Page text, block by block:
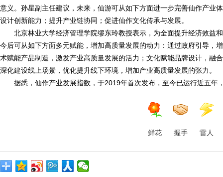
意义。孙星副主任建议，未来，仙游可从如下方面进一步完善仙作产业
设计创新能力；提升产业链协同；促进仙作文化传承与发展。
北京林业大学经济管理学院缪东玲教授表示，为全面提升经济效益
今后可从如下方面多元赋能，增加高质量发展的动力：通过政府引导，
术赋能产品制造，激发产业高质量发展的活力；文化赋能品牌设计，融
深化建设线上场景，优化提升线下环境，增加产业高质量发展的张力。
据悉，仙作产业发展指数，于2019年首次发布，至今已运行近五年
鲜花 握手 雷人